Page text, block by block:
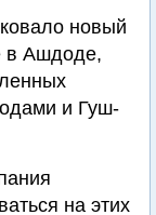
новый
в Ашдоде,
и Гуш-
на этих